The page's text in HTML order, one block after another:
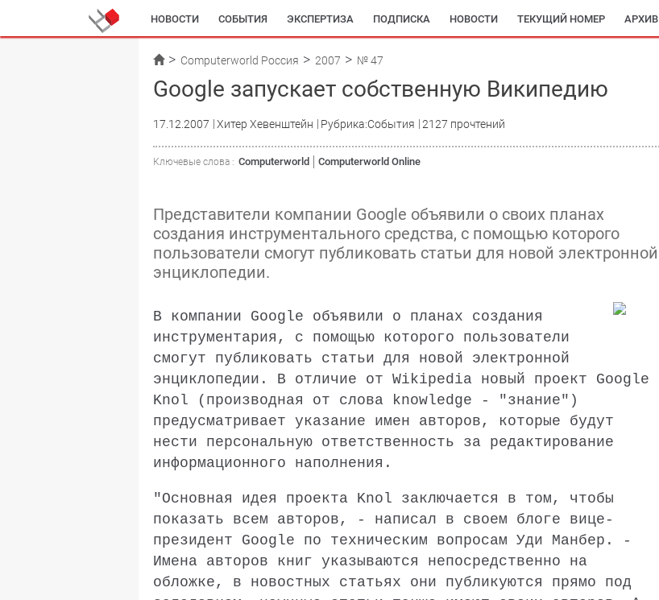
НОВОСТИ СОБЫТИЯ ЭКСПЕРТИЗА ПОДПИСКА НОВОСТИ ТЕКУЩИЙ НОМЕР АРХИВ
Computerworld Россия 2007 № 47
Google запускает собственную Википедию
17.12.2007 Хитер Хевенштейн Рубрика:События 2127 прочтений
Ключевые слова : Computerworld Computerworld Online
Представители компании Google объявили о своих планах
создания инструментального средства, с помощью которого
пользователи смогут публиковать статьи для новой электронной
энциклопедии.
В компании Google объявили о планах создания
инструментария, с помощью которого пользователи
смогут публиковать статьи для новой электронной
энциклопедии. В отличие от Wikipedia новый проект Google
Knol (производная от слова knowledge - "знание")
предусматривает указание имен авторов, которые будут
нести персональную ответственность за редактирование
информационного наполнения.
"Основная идея проекта Knol заключается в том, чтобы
показать всем авторов, - написал в своем блоге вице-
президент Google по техническим вопросам Уди Манбер. -
Имена авторов книг указываются непосредственно на
обложке, в новостных статьях они публикуются прямо под